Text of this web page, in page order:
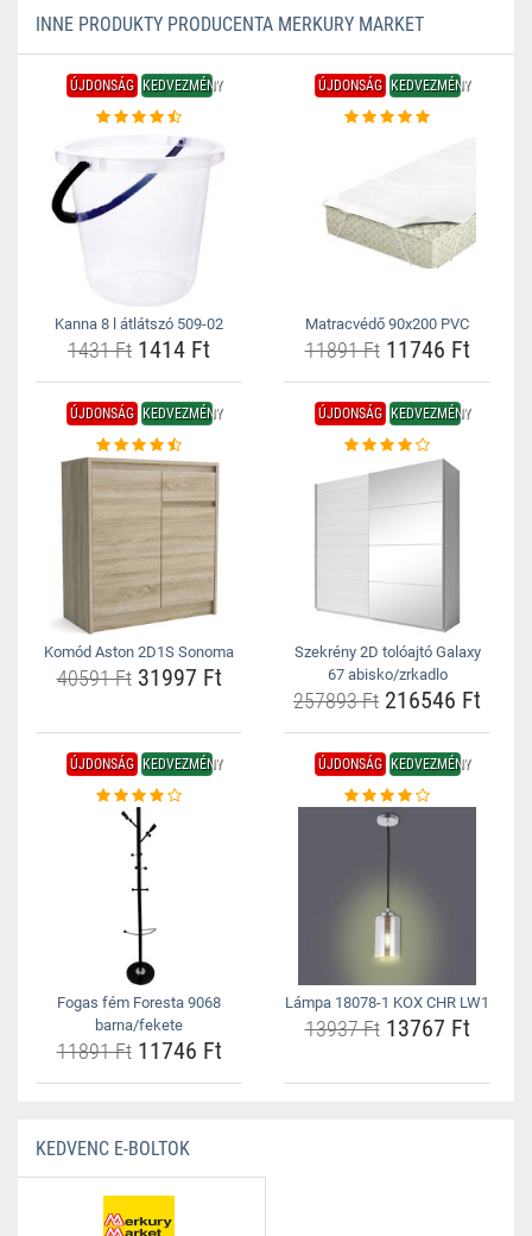
INNE PRODUKTY PRODUCENTA MERKURY MARKET
ÚJDONSÁG KEDVEZMÉNY
Kanna 8 l átlátszó 509-02
1431 Ft 1414 Ft
ÚJDONSÁG KEDVEZMÉNY
Matracvédő 90x200 PVC
11891 Ft11746 Ft
ÚJDONSÁG KEDVEZMÉNY
Komód Aston 2D1S Sonoma
40591 Ft31997 Ft
ÚJDONSÁG KEDVEZMÉNY
Szekrény 2D tolóajtó Galaxy
67 abisko/zrkadlo
257893 Ft 216546 Ft
ÚJDONSÁG KEDVEZMÉNY
Fogas fém Foresta 9068
barna/fekete
11891 Ft11746 Ft
ÚJDONSÁG KEDVEZMÉNY
Lámpa 18078-1 KOX CHR LW1
13937 Ft13767 Ft
KEDVENC E-BOLTOK